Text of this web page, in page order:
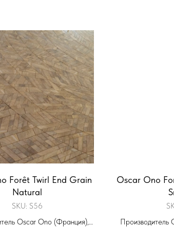
Forêt Twirl End Grain
Natural
SKU: S56
Oscar Ono (Франция),
Oscar Ono
Производитель